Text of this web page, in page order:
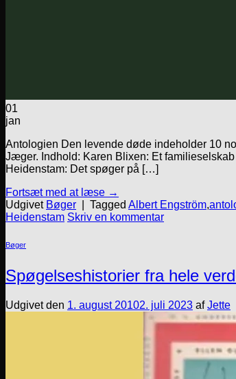
01
jan
Antologien Den levende døde indeholder 10
Jæger. Indhold: Karen Blixen: Et
Heidenstam: Det spøger på […]
Fortsæt med at læse →
Udgivet Bøger Tagged Albert Engström,
Heidenstam Skriv en kommentar
Bøger
Spøgelseshistorier fra hele
Udgivet den 1. august 20102. juli 2023 afJette